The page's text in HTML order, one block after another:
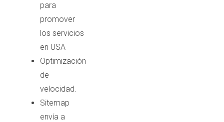
para
promover
los servicios
en USA
Optimización
de
velocidad.
Sitemap
envía a